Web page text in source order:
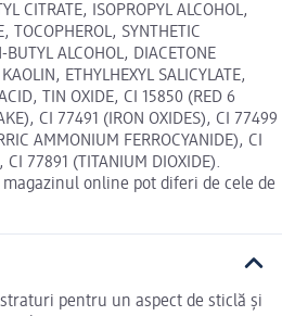
CITRATE, ISOPROPYL ALCOHOL,
TOCOPHEROL, SYNTHETIC
ALCOHOL, DIACETONE
ETHYLHEXYL SALICYLATE,
TIN OXIDE, CI 15850 (RED 6
CI 77491 (IRON OXIDES), CI 77499
AMMONIUM FERROCYANIDE), CI
CI 77891 (TITANIUM DIOXIDE).
online pot diferi de cele de
pentru un aspect de sticlă și